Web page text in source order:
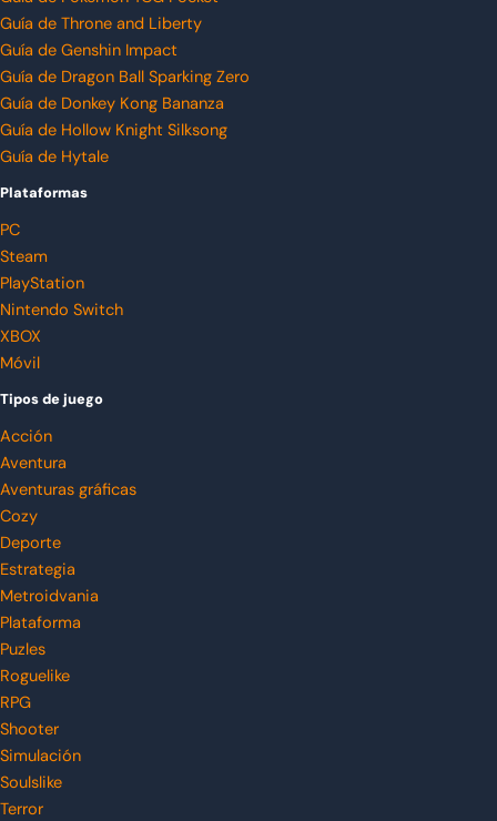
Guía de Throne and Liberty
Guía de Genshin Impact
Guía de Dragon Ball Sparking Zero
Guía de Donkey Kong Bananza
Guía de Hollow Knight Silksong
Guía de Hytale
Plataformas
PC
Steam
PlayStation
Nintendo Switch
XBOX
Móvil
Tipos de juego
Acción
Aventura
Aventuras gráficas
Cozy
Deporte
Estrategia
Metroidvania
Plataforma
Puzles
Roguelike
RPG
Shooter
Simulación
Soulslike
Terror